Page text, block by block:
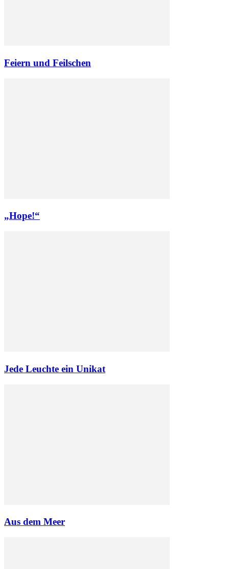
Feiern und Feilschen
„Hope!“
Jede Leuchte ein Unikat
Aus dem Meer